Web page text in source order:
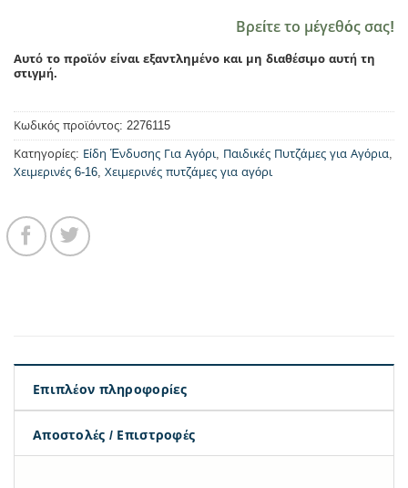
Βρείτε το μέγεθός σας!
Αυτό το προϊόν είναι εξαντλημένο και μη διαθέσιμο αυτή τη
στιγμή.
Κωδικός προϊόντος: 2276115
Κατηγορίες: Είδη Ένδυσης Για Αγόρι, Παιδικές Πυτζάμες για Αγόρια,
Χειμερινές 6-16, Χειμερινές πυτζάμες για αγόρι
Επιπλέον πληροφορίες
Αποστολές / Επιστροφές